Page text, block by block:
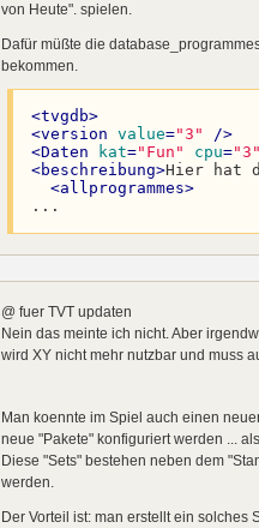
von Heute". spielen.
Dafür müßte die
bekommen.
<tvgdb>
<version value="3" />
<Daten kat="Fun" cpu=
<beschreibung>Hier hat
<allprogrammes>
...
@ fuer TVT updaten
Nein das meinte ich nicht. Aber
wird XY nicht mehr nutzbar und muss
Man koennte im Spiel auch einen
neue "Pakete" konfiguriert werden ...
Diese "Sets" bestehen neben dem
werden.
Der Vorteil ist: man erstellt ein solches